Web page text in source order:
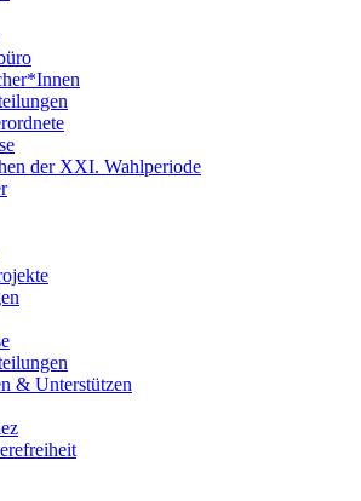
der XXI. Wahlperiode
& Unterstützen